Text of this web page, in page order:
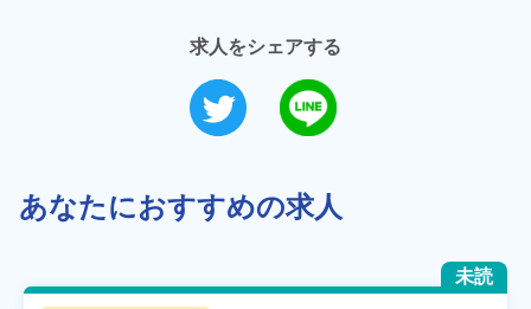
求人をシェアする
あなたにおすすめの求人
未読